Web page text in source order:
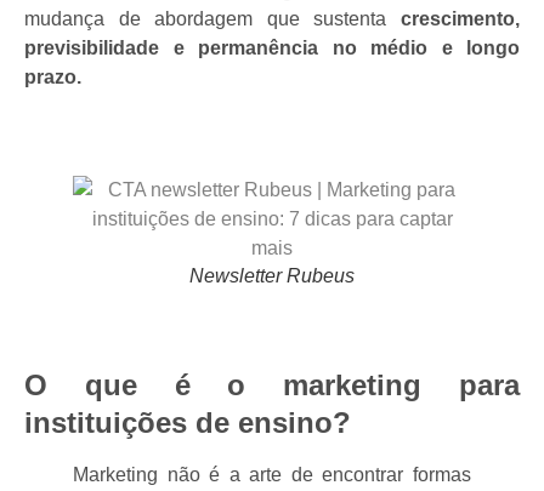
mudança de abordagem que sustenta crescimento,
previsibilidade e permanência no médio e longo
prazo.
Newsletter Rubeus
O que é o marketing para
instituições de ensino?
Marketing não é a arte de encontrar formas